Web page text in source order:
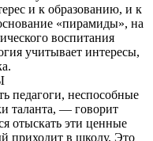
и к образованию, и к
«пирамиды», на
воспитания
учитывает интересы,
педагоги, неспособные
таланта, — говорит
отыскать эти ценные
приходит в школу. Это